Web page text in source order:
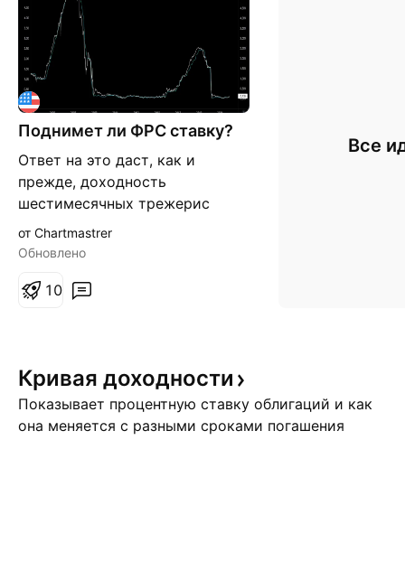
Поднимет ли ФРС ставку?
Ответ на это даст, как и
прежде, доходность
шестимесячных трежерис
(белая линия) Следите за ними.
ФРС со своей ставкой (голубая
за трендом. Пока сигналов на
от Chartmastrer
Обновлено
1 0
Все
Кривая доходности
Показывает процентную ставку облигаций и как
она меняется с разными сроками погашения